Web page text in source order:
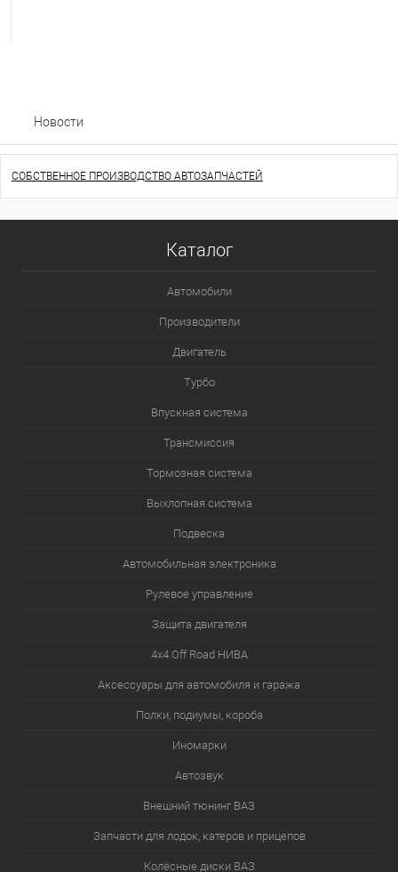
Новости
СОБСТВЕННОЕ ПРОИЗВОДСТВО АВТОЗАПЧАСТЕЙ
Каталог
Автомобили
Производители
Двигатель
Турбо
Впускная система
Трансмиссия
Тормозная система
Выхлопная система
Подвеска
Автомобильная электроника
Рулевое управление
Защита двигателя
4х4.Off Road НИВА
Аксессуары для автомобиля и гаража
Полки, подиумы, короба
Иномарки
Автозвук
Внешний тюнинг ВАЗ
Запчасти для лодок, катеров и прицепов
Колёсные диски ВАЗ